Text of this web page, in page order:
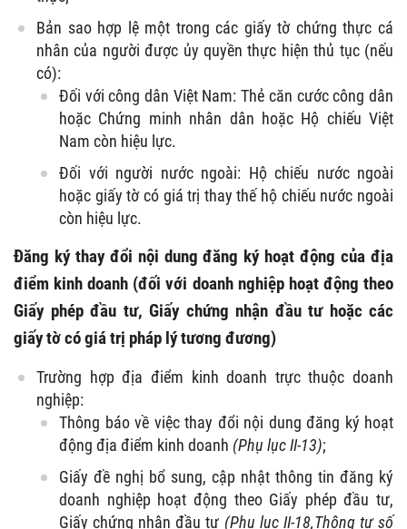
Bản sao hợp lệ một trong các giấy tờ chứng thực cá
nhân của người được ủy quyền thực hiện thủ tục (nếu
có):
Đối với công dân Việt Nam: Thẻ căn cước công dân
hoặc Chứng minh nhân dân hoặc Hộ chiếu Việt
Nam còn hiệu lực.
Đối với người nước ngoài: Hộ chiếu nước ngoài
hoặc giấy tờ có giá trị thay thế hộ chiếu nước ngoài
còn hiệu lực.
Đăng ký thay đổi nội dung đăng ký hoạt động của địa
điểm kinh doanh (đối với doanh nghiệp hoạt động theo
Giấy phép đầu tư, Giấy chứng nhận đầu tư hoặc các
giấy tờ có giá trị pháp lý tương đương)
Trường hợp địa điểm kinh doanh trực thuộc doanh
nghiệp:
Thông báo về việc thay đổi nội dung đăng ký hoạt
động địa điểm kinh doanh (Phụ lục II-13);
Giấy đề nghị bổ sung, cập nhật thông tin đăng ký
doanh nghiệp hoạt động theo Giấy phép đầu tư,
Giấy chứng nhận đầu tư (Phụ lục II-18,Thông tư số